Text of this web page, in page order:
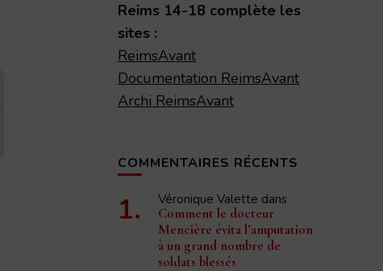
Reims 14-18 complète les
sites :
ReimsAvant
Documentation ReimsAvant
Archi ReimsAvant
COMMENTAIRES RÉCENTS
Véronique Valette dans
Comment le docteur
Mencière évita l’amputation
à un grand nombre de
soldats blessés